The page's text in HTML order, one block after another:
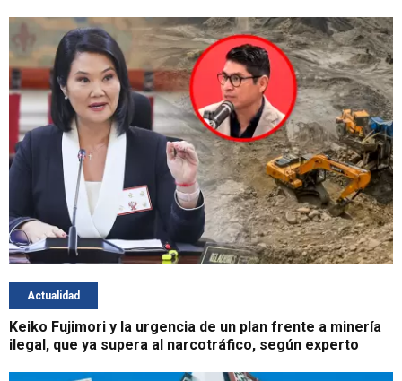
Actualidad
Keiko Fujimori y la urgencia de un plan frente a minería
ilegal, que ya supera al narcotráfico, según experto